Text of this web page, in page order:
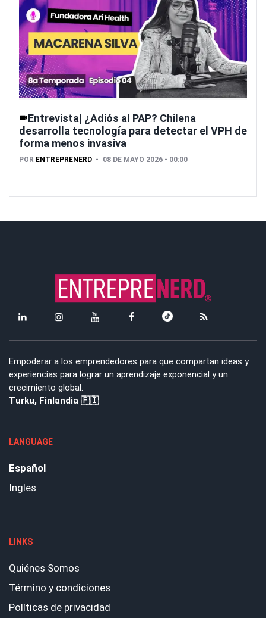
Entrevista| ¿Adiós al PAP? Chilena
desarrolla tecnología para detectar el VPH de
forma menos invasiva
POR ENTREPRENERD 08 DE MAYO 2026 - 00:00
Empoderar a los emprendedores para que compartan ideas y
experiencias para lograr un aprendizaje exponencial y un
crecimiento global.
Turku, Finlandia 🇫🇮
LANGUAGE
Español
Ingles
LINKS
Quiénes Somos
Término y condiciones
Políticas de privacidad